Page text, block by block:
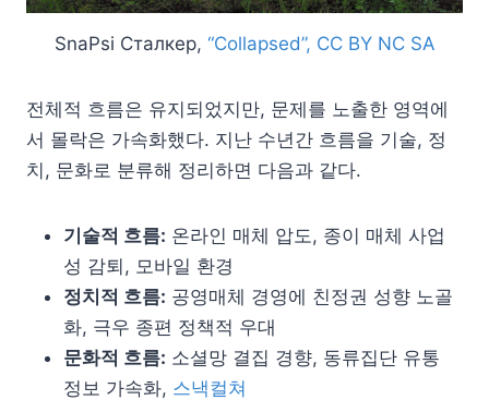
SnaPsi Сталкер, “Collapsed”, CC BY NC SA
전체적 흐름은 유지되었지만, 문제를 노출한 영역에
서 몰락은 가속화했다. 지난 수년간 흐름을 기술, 정
치, 문화로 분류해 정리하면 다음과 같다.
기술적 흐름: 온라인 매체 압도, 종이 매체 사업
성 감퇴, 모바일 환경
정치적 흐름: 공영매체 경영에 친정권 성향 노골
화, 극우 종편 정책적 우대
문화적 흐름: 소셜망 결집 경향, 동류집단 유통
정보 가속화, 스낵컬쳐